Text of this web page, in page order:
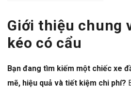
Giới thiệu chung
kéo có cẩu
Bạn đang tìm kiếm một chiếc xe
mẽ, hiệu quả và tiết kiệm chi phí?